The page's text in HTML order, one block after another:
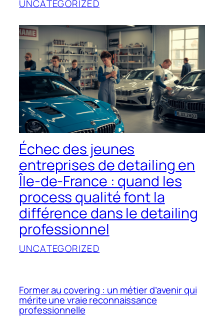
UNCATEGORIZED
Échec des jeunes
entreprises de detailing en
Île-de-France : quand les
process qualité font la
différence dans le detailing
professionnel
UNCATEGORIZED
Former au covering : un métier d’avenir qui
mérite une vraie reconnaissance
professionnelle